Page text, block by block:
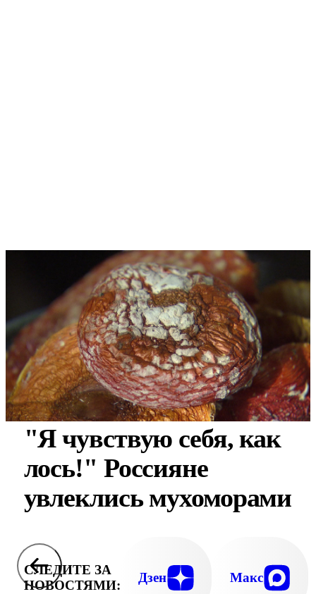
"Я чувствую себя, как
лось!" Россияне
увлеклись мухоморами
СЛЕДИТЕ ЗА
НОВОСТЯМИ:
Дзен Макс